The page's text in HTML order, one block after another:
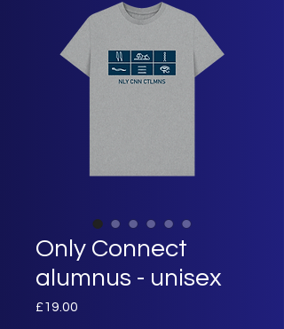
Only Connect
alumnus - unisex
£19.00